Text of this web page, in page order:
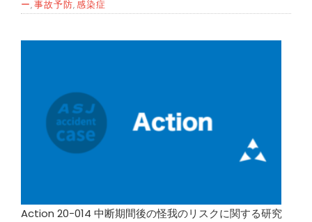
ー,事故予防,感染症
Action 20-014 中断期間後の怪我のリスクに関する研究